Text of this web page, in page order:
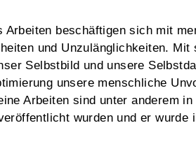
Arbeiten beschäftigen sich mit
und Unzulänglichkeiten. Mit
Selbstbild und unsere
unsere menschliche
Arbeiten sind unter anderem
wurden und er wurde